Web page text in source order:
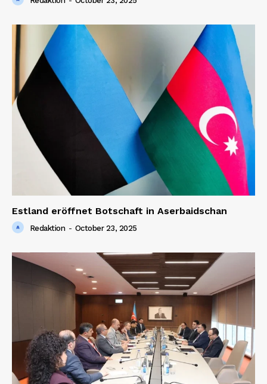
Estland eröffnet Botschaft in Aserbaidschan
Redaktion - October 23, 2025